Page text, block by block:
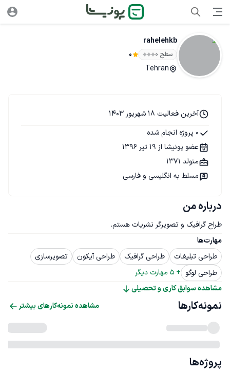
rahelehkb
سطح ۰ 0
Tehran
درباره من
طراح گرافیک و تصویرگر نشریات هستم.
مهارت‌ها
طراحی تبلیغات
طراحی گرافیک طراحی آیکون
تصویرسازی
طراحی لوگو +
5 مهارت دیگر
مشاهده سوابق کاری و تحصیلی
آخرین فعالیت 18 شهریور 1403
0 پروژه انجام شده
عضو پونیشا از 19 تیر 1396
متولد 1371
مسلط به انگلیسی و فارسی
نمونه‌کارها مشاهده نمونه‌کارهای بیشتر
پروژه‌ها